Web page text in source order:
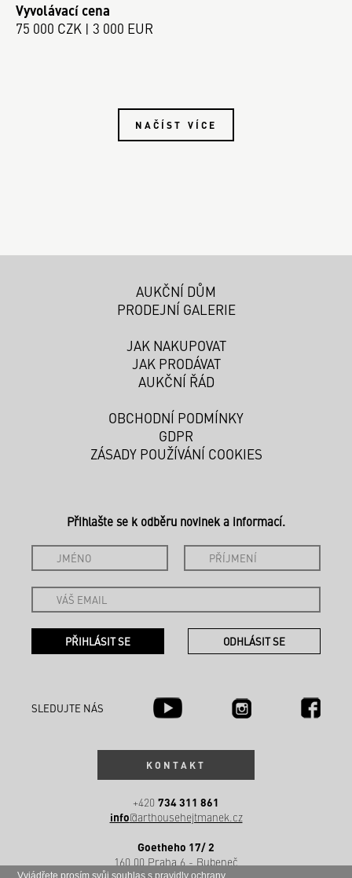
Vyjádřete prosím svůj souhlas spravidly ochrany
Vyvolávací cena
75 000 CZK | 3 000 EUR
NAČÍST VÍCE
AUKČNÍ DŮM
PRODEJNÍ GALERIE
JAK NAKUPOVAT
JAK PRODÁVAT
AUKČNÍ ŘÁD
OBCHODNÍ PODMÍNKY
GDPR
ZÁSADY POUŽÍVÁNÍ COOKIES
Přihlašte se k odběru novinek a informací.
SLEDUJTE NÁS
KONTAKT
+420 734 311 861
info@arthousehejtmanek.cz
Goetheho 17/ 2
160 00 Praha 6 - Bubeneč